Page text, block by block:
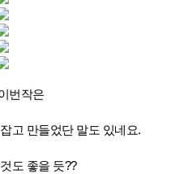
번작은
고 만들었단 말도 있네요.
도 좋을 듯??